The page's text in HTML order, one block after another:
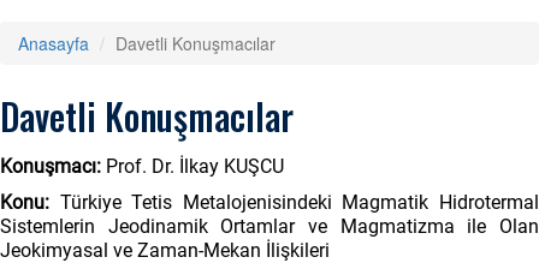
Anasayfa Davetli Konuşmacılar
Davetli Konuşmacılar
Konuşmacı: Prof. Dr. İlkay KUŞCU
Konu: Türkiye Tetis Metalojenisindeki Magmatik Hidrotermal
Sistemlerin Jeodinamik Ortamlar ve Magmatizma ile Olan
Jeokimyasal ve Zaman-Mekan İlişkileri